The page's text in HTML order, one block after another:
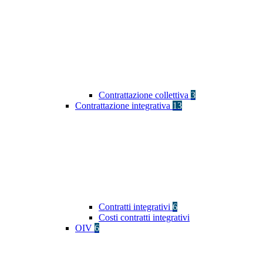
Contrattazione collettiva 3
Contrattazione integrativa 13
Contratti integrativi 6
Costi contratti integrativi
OIV 6